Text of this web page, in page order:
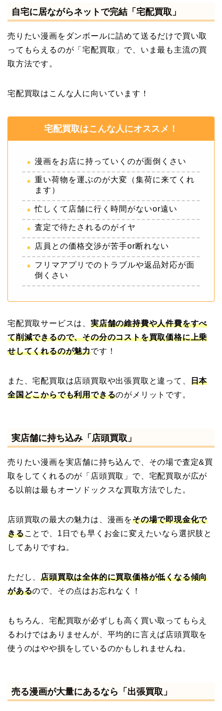
自宅に居ながらネットで完結「宅配買取」
売りたい漫画をダンボールに詰めて送るだけで買い取
ってもらえるのが「宅配買取」で、いま最も主流の買
取方法です。
宅配買取はこんな人に向いています！
宅配買取はこんな人にオススメ！
漫画をお店に持っていくのが面倒くさい
重い荷物を運ぶのが大変（集荷に来てくれ
ます）
忙しくて店舗に行く時間がないor遠い
査定で待たされるのがイヤ
店員との価格交渉が苦手or断れない
フリマアプリでのトラブルや返品対応が面
倒くさい
宅配買取サービスは、 実店舗の維持費や人件費をすべ
て削減できるので、その分のコストを買取価格に上乗
せしてくれるのが魅力です！
また、宅配買取は店頭買取や出張買取と違って、 日本
全国どこからでも利用できるのがメリットです。
実店舗に持ち込み「店頭買取」
売りたい漫画を実店舗に持ち込んで、その場で査定&買
取をしてくれるのが「店頭買取」で、宅配買取が広が
る以前は最もオーソドックスな買取方法でした。
店頭買取の最大の魅力は、漫画をその場で即現金化で
きることで、1日でも早くお金に変えたいなら選択肢と
してありですね。
ただし、店頭買取は全体的に買取価格が低くなる傾向
があるので、その点はお忘れなく！
もちろん、宅配買取が必ずしも高く買い取ってもらえ
るわけではありませんが、平均的に言えば店頭買取を
使うのはやや損をしているのかもしれませんね。
売る漫画が大量にあるなら「出張買取」